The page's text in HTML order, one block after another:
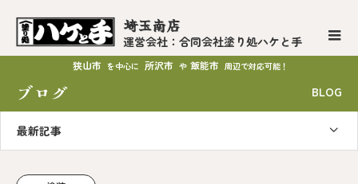
埼玉南店
運営会社：合同会社塗り処ハケと手
狭山市 を中心に 所沢市 や 飯能市 周辺で対応可能！
ブログ BLOG
最新記事